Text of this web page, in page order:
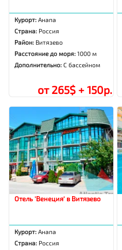
Курорт:Анапа
Страна: Россия
Район: Витязево
Расстояние до моря:1000 м
Дополнительно:С бассейном
от 265$ + 150р.
Отель 'Венеция' в Витязево
Курорт:Анапа
Страна: Россия